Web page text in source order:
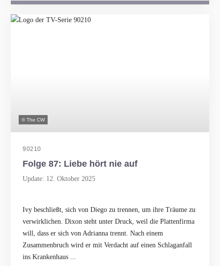
© The CW
90210
Folge 87: Liebe hört nie auf
Update: 12. Oktober 2025
Ivy beschließt, sich von Diego zu trennen, um ihre Träume zu
verwirklichen. Dixon steht unter Druck, weil die Plattenfirma
will, dass er sich von Adrianna trennt. Nach einem
Zusammenbruch wird er mit Verdacht auf einen Schlaganfall
ins Krankenhaus ...